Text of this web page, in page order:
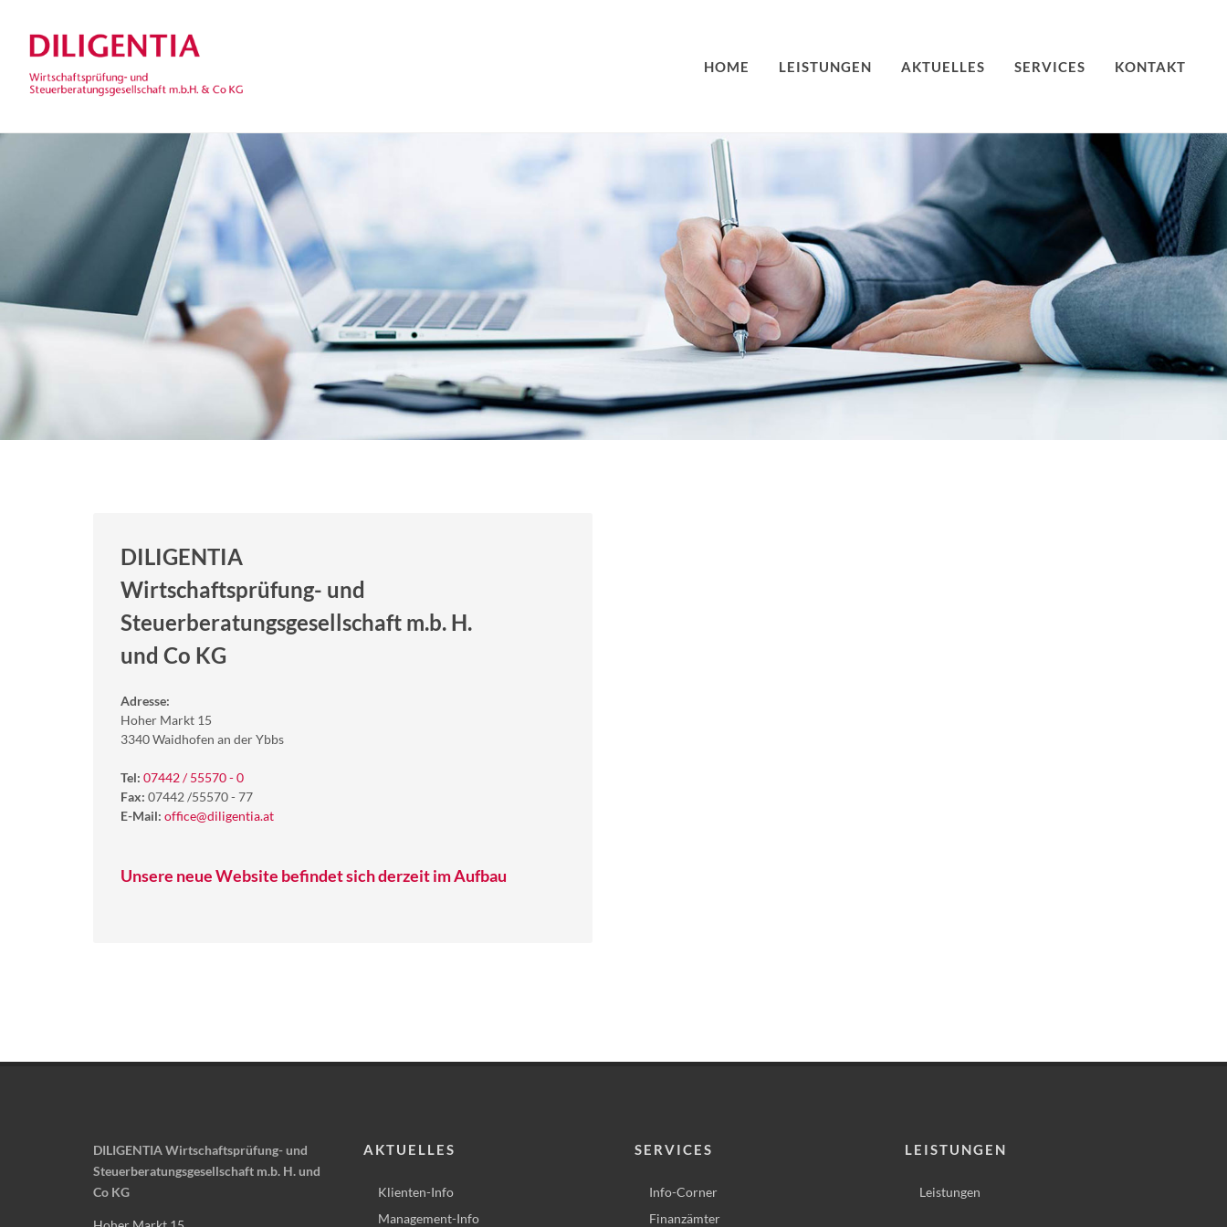
HOME LEISTUNGEN AKTUELLES SERVICES KONTAKT
DILIGENTIA
Wirtschaftsprüfung- und
Steuerberatungsgesellschaft m.b. H.
und Co KG
Adresse:
Hoher Markt 15
3340 Waidhofen an der Ybbs
Tel: 07442 / 55570 - 0
Fax: 07442 /55570 - 77
E-Mail: office@diligentia.at
Unsere neue Website befindet sich derzeit im Aufbau
DILIGENTIA Wirtschaftsprüfung- und
Steuerberatungsgesellschaft m.b. H. und
Co KG
AKTUELLES
Klienten-Info
Management-Info
SERVICES
Info-Corner
Finanzämter
LEISTUNGEN
Leistungen